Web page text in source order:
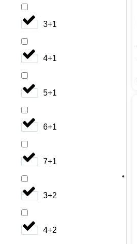
3+1
4+1
5+1
6+1
7+1
3+2
4+2